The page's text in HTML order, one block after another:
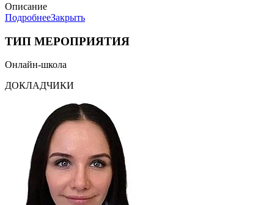
Описание
ПодробнееЗакрыть
ТИП МЕРОПРИЯТИЯ
Онлайн-школа
ДОКЛАДЧИКИ